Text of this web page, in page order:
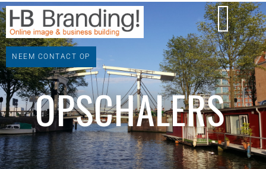
NEEM CONTACT OP
OPSCHALERS